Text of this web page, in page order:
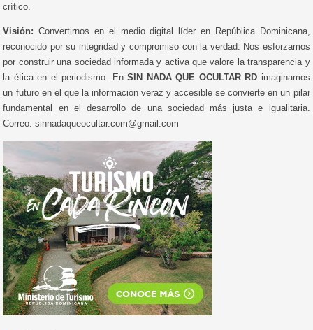
crítico.
Visión: Convertirnos en el medio digital líder en República Dominicana,
reconocido por su integridad y compromiso con la verdad. Nos esforzamos
por construir una sociedad informada y activa que valore la transparencia y
la ética en el periodismo. EnSIN NADA QUE OCULTAR RD imaginamos
un futuro en el que la información veraz y accesible se convierte en un pilar
fundamental en el desarrollo de una sociedad más justa e igualitaria.
Correo: sinnadaqueocultar.com@gmail.com